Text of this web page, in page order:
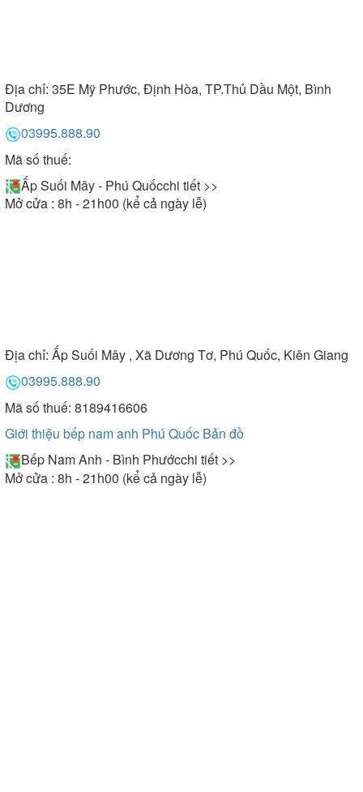
Địa chỉ: 35E Mỹ Phước, Định Hòa, TP.Thủ Dầu Một, Bình
Dương
03995.888.90
Mã số thuế:
Ấp Suối Mây - Phú Quốcchi tiết >>
Mở cửa : 8h - 21h00 (kể cả ngày lễ)
Địa chỉ: Ấp Suối Mây , Xã Dương Tơ, Phú Quốc, Kiên Giang
03995.888.90
Mã số thuế: 8189416606
Giới thiệu bếp nam anh Phú Quốc Bản đồ
Bếp Nam Anh - Bình Phướcchi tiết >>
Mở cửa : 8h - 21h00 (kể cả ngày lễ)